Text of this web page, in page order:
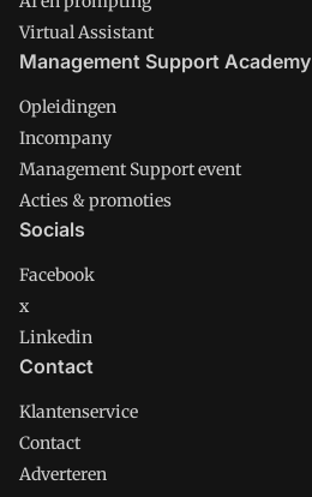
Virtual Assistant
Management Support Academy
Opleidingen
Incompany
Management Support event
Acties & promoties
Socials
Facebook
x
Linkedin
Contact
Klantenservice
Contact
Adverteren